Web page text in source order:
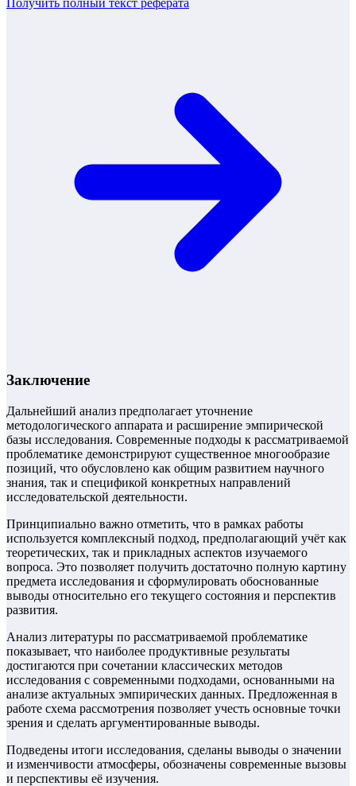
Заключение
Дальнейший анализ предполагает уточнение
методологического аппарата и расширение эмпирической
базы исследования. Современные подходы к рассматриваемой
проблематике демонстрируют существенное многообразие
позиций, что обусловлено как общим развитием научного
знания, так и спецификой конкретных направлений
исследовательской деятельности.
Принципиально важно отметить, что в рамках работы
используется комплексный подход, предполагающий учёт как
теоретических, так и прикладных аспектов изучаемого
вопроса. Это позволяет получить достаточно полную картину
предмета исследования и сформулировать обоснованные
выводы относительно его текущего состояния и перспектив
развития.
Анализ литературы по рассматриваемой проблематике
показывает, что наиболее продуктивные результаты
достигаются при сочетании классических методов
исследования с современными подходами, основанными на
анализе актуальных эмпирических данных. Предложенная в
работе схема рассмотрения позволяет учесть основные точки
зрения и сделать аргументированные выводы.
Подведены итоги исследования, сделаны выводы о значении
и изменчивости атмосферы, обозначены современные вызовы
и перспективы её изучения.